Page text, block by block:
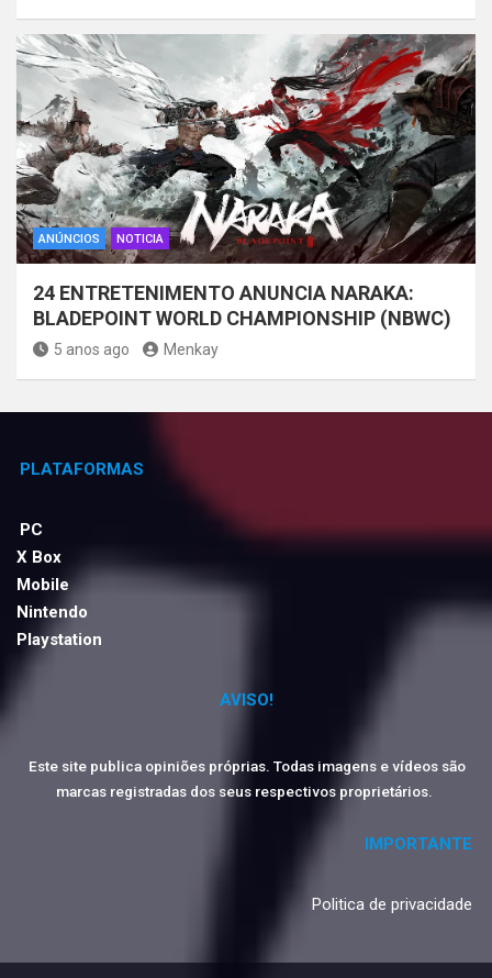
ANÚNCIOS NOTICIA
24 ENTRETENIMENTO ANUNCIA NARAKA:
BLADEPOINT WORLD CHAMPIONSHIP (NBWC)
5 anos ago Menkay
PLATAFORMAS
PC
X Box
Mobile
Nintendo
Playstation
AVISO!
Este site publica opiniões próprias. Todas imagens e vídeos são
marcas registradas dos seus respectivos proprietários.
IMPORTANTE
Politica de privacidade